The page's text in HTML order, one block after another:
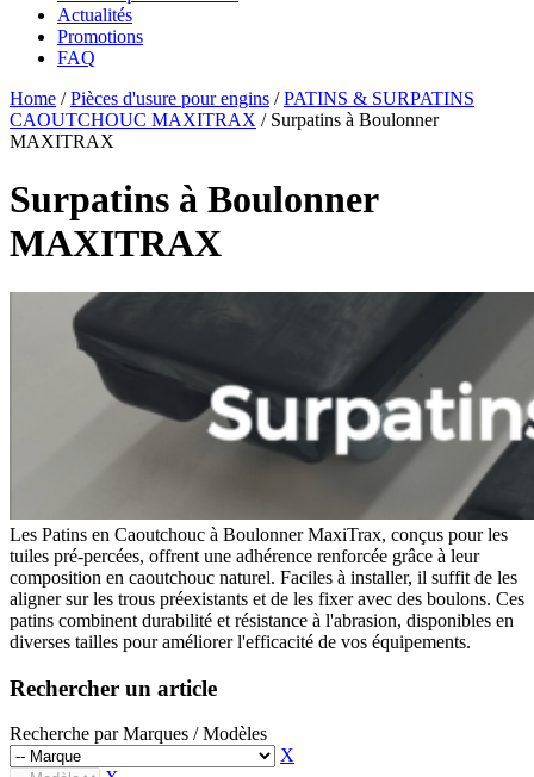
Actualités
Promotions
FAQ
Essentiels pour chantier
GODETS & ACCESSOIRES MACS
Godets
Pouce de Manutention
Râteaux
Godets Squelette
Multi Ripper
Grappins Mécaniques
Godet Banane
Fourches à Palettes
Accessoires de Godet
KITS DE TRANSFORMATION
Kit Adaptable Morin (Variatic)
Kit Oreilles 2 Axes
Kit Cangini Benne (MBI)
Kit Neuson Easy Lock
Kit VAB Volvo
Kit Volvo Mecalac à Tétons
Kit Lehnhoff
Kit Verachtert
Kit Arden
Kit Blanchard
Attache Rapide - Coupleur Morin
Attache Rapide Coupleur Mécanique 2 Axes
Essentiels pour chantier
GODETS & ACCESSOIRES MACS
Dents de Déroctage
Pouce de Manutention
Godets Squelette
Godets Fléco
Fourches à Palettes
Accessoires de Godet
KITS DE TRANSFORMATION
Kit Adaptable Morin (Variatic)
Kit Origine Morin
Kit Klac
Kit Cangini Benne (MBI)
Kit Neuson Easy Lock
Kit VAB Volvo
Kit Volvo Mecalac à Tétons
Kit Lehnhoff
Kit Verachtert
Kit Arden
ATTACHES RAPIDES
Attache Rapide - Coupleur Morin
Home /Pièces d'usure pour engins /PATINS & SURPATINS
CAOUTCHOUC MAXITRAX / Surpatins à Boulonner
MAXITRAX
Surpatins à Boulonner
MAXITRAX
Les Patins en Caoutchouc à Boulonner MaxiTrax, conçus pour les
tuiles pré-percées, offrent une adhérence renforcée grâce à leur
composition en caoutchouc naturel. Faciles à installer, il suffit de les
aligner sur les trous préexistants et de les fixer avec des boulons. Ces
patins combinent durabilité et résistance à l'abrasion, disponibles en
diverses tailles pour améliorer l'efficacité de vos équipements.
Rechercher un article
Recherche par Marques / Modèles
X